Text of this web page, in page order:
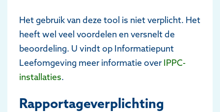
Het gebruik van deze tool is niet verplicht. Het
heeft wel veel voordelen en versnelt de
beoordeling. U vindt op Informatiepunt
Leefomgeving meer informatie overIPPC-
installaties.
Rapportageverplichting